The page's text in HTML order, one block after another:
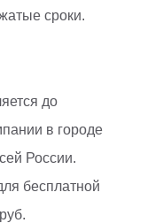
сроки.
до
в городе
России.
бесплатной